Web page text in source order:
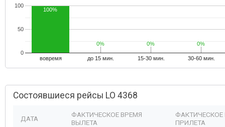
вовремя до 15 мин. 15-30 мин. 30-60 мин.
0
50
100
100%
0%
0% 0%
0% 0%
0%
Состоявшиеся рейсы LO 4368
ДАТА
ФАКТИЧЕСКОЕ ВРЕМЯ
ВЫЛЕТА
ФАКТИЧЕСКОЕ
ПРИЛЕТА